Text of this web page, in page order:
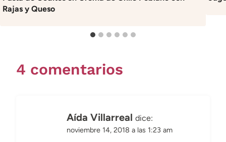
Rajas y Queso
4 comentarios
Aída Villarreal dice:
noviembre 14, 2018 a las 1:23 am